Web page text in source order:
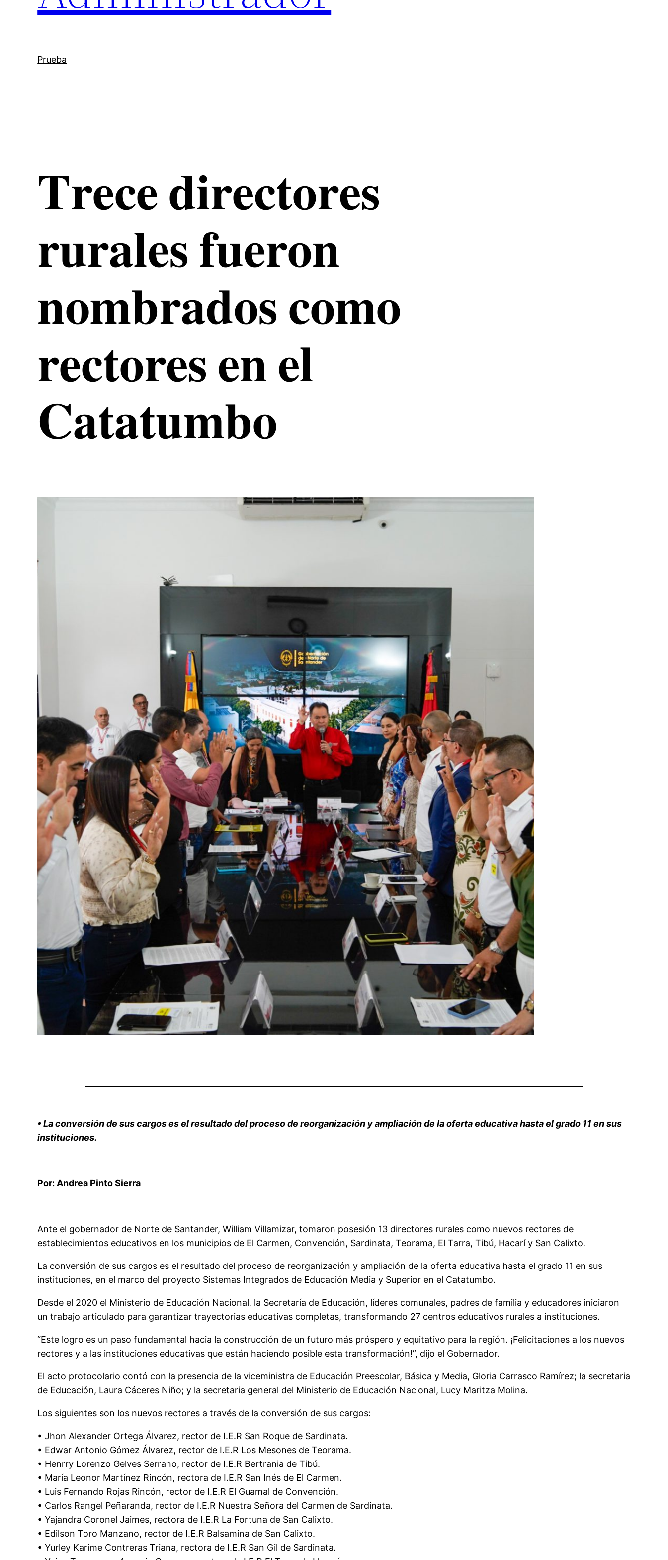
Prueba
𝐓𝐫𝐞𝐜𝐞 𝐝𝐢𝐫𝐞𝐜𝐭𝐨𝐫𝐞𝐬
𝐫𝐮𝐫𝐚𝐥𝐞𝐬 𝐟𝐮𝐞𝐫𝐨𝐧
𝐧𝐨𝐦𝐛𝐫𝐚𝐝𝐨𝐬 𝐜𝐨𝐦𝐨
𝐫𝐞𝐜𝐭𝐨𝐫𝐞𝐬 𝐞𝐧 𝐞𝐥
𝐂𝐚𝐭𝐚𝐭𝐮𝐦𝐛𝐨
•La conversión de sus cargos es el resultado del proceso de reorganización y ampliación de la oferta educativa hasta el grado 11 en sus
instituciones.
Por: Andrea Pinto Sierra
Ante el gobernador de Norte de Santander, William Villamizar, tomaron posesión 13 directores rurales como nuevos rectores de
establecimientos educativos en los municipios de El Carmen, Convención, Sardinata, Teorama, El Tarra, Tibú, Hacarí y San Calixto.
La conversión de sus cargos es el resultado del proceso de reorganización y ampliación de la oferta educativa hasta el grado 11 en sus
instituciones, en el marco del proyecto Sistemas Integrados de Educación Media y Superior en el Catatumbo.
Desde el 2020 el Ministerio de Educación Nacional, la Secretaría de Educación, líderes comunales, padres de familia y educadores iniciaron
un trabajo articulado para garantizar trayectorias educativas completas, transformando 27 centros educativos rurales a instituciones.
“Este logro es un paso fundamental hacia la construcción de un futuro más próspero y equitativo para la región. ¡Felicitaciones a los nuevos
rectores y a las instituciones educativas que están haciendo posible esta transformación!”, dijo el Gobernador.
El acto protocolario contó con la presencia de la viceministra de Educación Preescolar, Básica y Media, Gloria Carrasco Ramírez; la secretaria
de Educación, Laura Cáceres Niño; y la secretaria general del Ministerio de Educación Nacional, Lucy Maritza Molina.
Los siguientes son los nuevos rectores a través de la conversión de sus cargos:
•Jhon Alexander Ortega Álvarez, rector de I.E.R San Roque de Sardinata.
• Edwar Antonio Gómez Álvarez, rector de I.E.R Los Mesones de Teorama.
• Henrry Lorenzo Gelves Serrano, rector de I.E.R Bertrania de Tibú.
• María Leonor Martínez Rincón, rectora de I.E.R San Inés de El Carmen.
• Luis Fernando Rojas Rincón, rector de I.E.R El Guamal de Convención.
• Carlos Rangel Peñaranda, rector de I.E.R Nuestra Señora del Carmen de Sardinata.
•Yajandra Coronel Jaimes, rectora de I.E.R La Fortuna de San Calixto.
• Edilson Toro Manzano, rector de I.E.R Balsamina de San Calixto.
•Yurley Karime Contreras Triana, rectora de I.E.R San Gil de Sardinata.